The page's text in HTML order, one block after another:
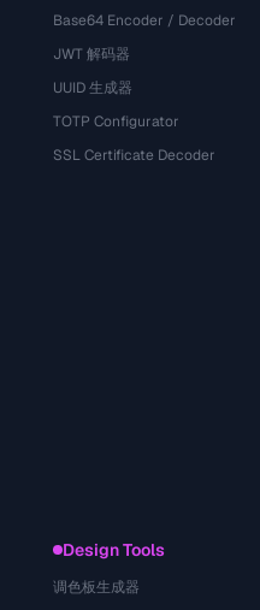
Base64 Encoder / Decoder
JWT 解码器
UUID 生成器
TOTP Configurator
SSL Certificate Decoder
Design Tools
调色板生成器